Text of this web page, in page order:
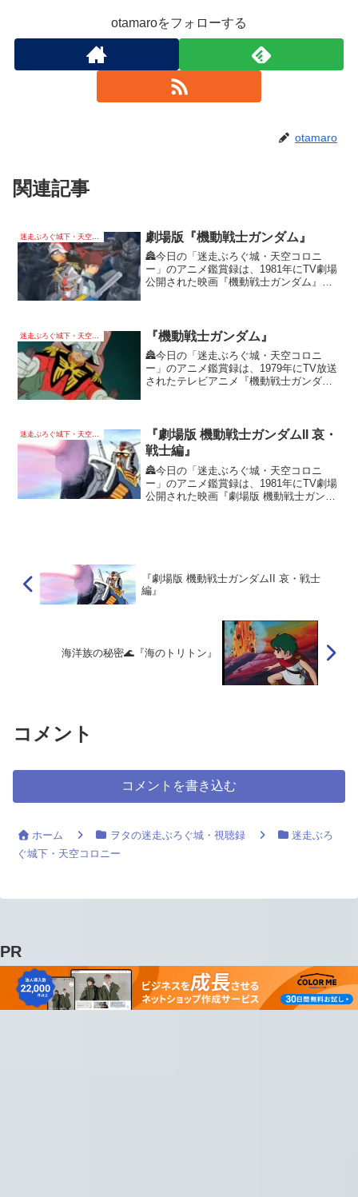
otamaroをフォローする
otamaro
関連記事
迷走ぶろぐ城下・天空コロニー 劇場版『機動戦士ガンダム』
🏯今日の「迷走ぶろぐ城・天空コロニ
ー」のアニメ鑑賞録は、1981年にTV劇場
公開された映画『機動戦士ガンダム』の
『機動戦士ガンダム』
🏯今日の「迷走ぶろぐ城・天空コロニ
ー」のアニメ鑑賞録は、1979年にTV放送
されたテレビアニメ『機動戦士ガンダ
迷走ぶろぐ城下・天空コロニー
『劇場版 機動戦士ガンダムII 哀・
戦士編』
🏯今日の「迷走ぶろぐ城・天空コロニ
ー」のアニメ鑑賞録は、1981年にTV劇場
公開された映画『劇場版 機動戦士ガンダ
『劇場版 機動戦士ガンダムII 哀・戦士
編』
海洋族の秘密🌊『海のトリトン』
コメント
コメントを書き込む
ホーム ヲタの迷走ぶろぐ城・視聴録
迷走ぶろ
ぐ城下・天空コロニー
PR